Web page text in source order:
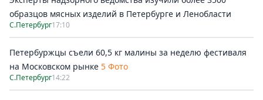
образцов мясных изделий в Петербурге и Ленобласти
С.Петербург17:10
Петербуржцы съели 60,5 кг малины за неделю фестиваля
на Московском рынке 5 Фото
С.Петербург14:22